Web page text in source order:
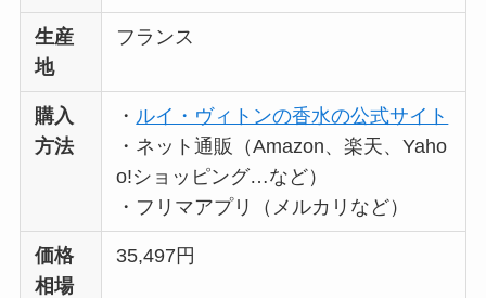
たまごっちみーつは
も解説！
The Rowはなぜ高
い？高すぎる？人気
の理由と安く買える
生産
地
フランス
購入
方法
・ ルイ・ヴィトンの香水の公式サイト
・ネット通販（Amazon、楽天、Yaho
o!ショッピング…など）
・フリマアプリ（メルカリなど）
価格
相場
35,497円